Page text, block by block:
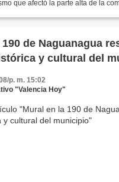
que afectó la parte alta de la
de Naguanagua
y cultural del
p. m. 15:02
"Valencia Hoy"